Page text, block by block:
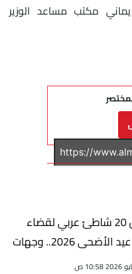
يماني مكتب مساعد الوزير
أفضل 20 شاطئ عربي لقضاء
إجازة عيد الأضحى 2026.. وجهات
البحر والترفيه والطبيعة